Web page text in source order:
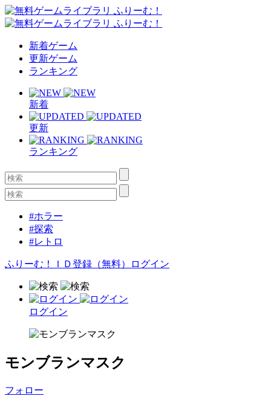
新着ゲーム
更新ゲーム
ランキング
新着
更新
ランキング
#ホラー
#探索
#レトロ
ふりーむ！ＩＤ登録（無料） ログイン
ログイン
モンブランマスク
フォロー